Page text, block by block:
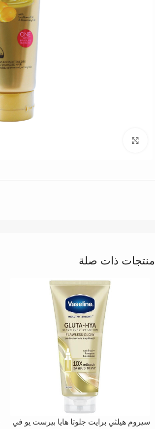
منتجات ذات صلة
سيروم هيلثي برايت جلوتا هايا بيرست يو في